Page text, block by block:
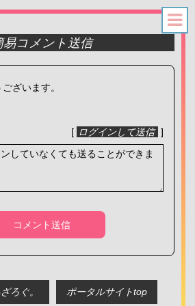
易コメント送信
ざいます。
[ ログインして送信 ]
コメント送信
ろぐ。 ポータルサイトtop